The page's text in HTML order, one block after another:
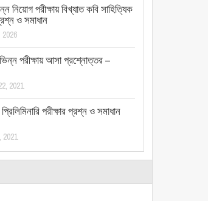
নিয়োগ পরীক্ষায় বিখ্যাত কবি সাহিত্যিক
ও সমাধান
পরীক্ষায় আসা প্রশ্নোত্তর –
2021
পরীক্ষার প্রশ্ন ও সমাধান
2021